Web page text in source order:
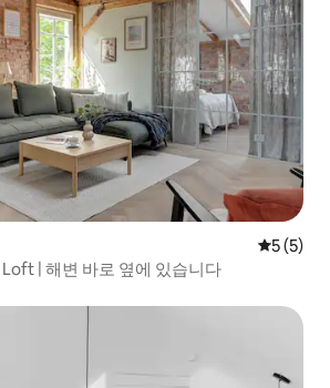
평점 5점
5 (5)
| 해변 바로 옆에 있습니다